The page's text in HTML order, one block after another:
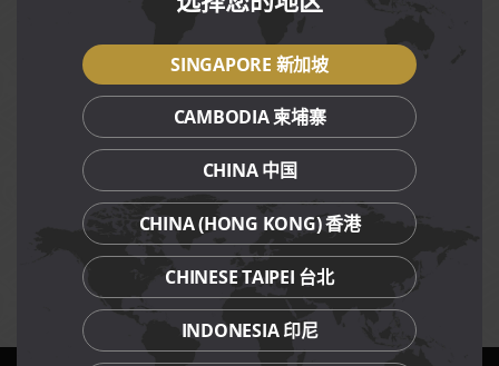
款，即可享用此优惠。
在品樂锅，凡点选任何火锅套餐，每位父母可获赠一粒迷你
鲍鱼，每人限一粒。
其余参与餐厅，凡消费达各餐厅指定最低消费金额，即可获
赠指定菜肴，每张单据只限享用一次优惠，不可分单。
促销菜肴不可预定包厢和在包厢里用餐。
享用此促销的同时不可享用其它折扣、促销、礼券或会员优
惠。
最低消费金额以美滋锅餐厅的单点火锅食材计算，其余参与
餐厅则以账单小计为准。
最低消费金额及价格不包括服务费(堂食)与消费税。
樂天集团保有权力更改促销的任何条规，恕不另行通知。
SINGAPORE 新加坡
CAMBODIA 柬埔寨
CHINA 中国
CHINA (HONG KONG) 香港
CHINESE TAIPEI 台北
INDONESIA 印尼